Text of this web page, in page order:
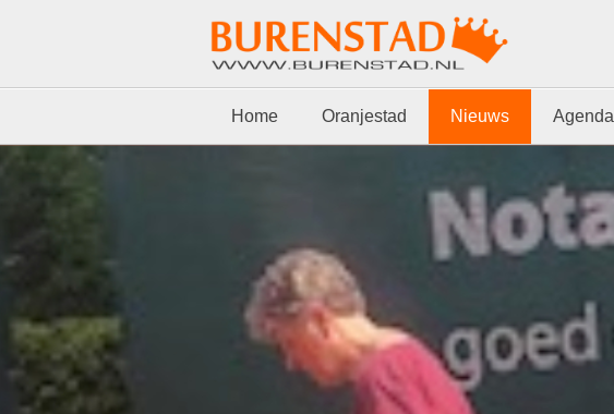
Home Oranjestad Nieuws Agenda